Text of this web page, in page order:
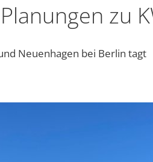
zu
Neuenhagen bei Berlin tagt